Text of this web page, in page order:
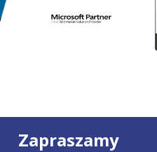
Zapraszamy